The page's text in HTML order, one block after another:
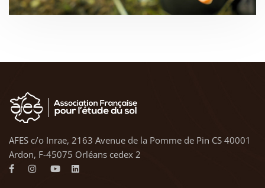
AFES c/o Inrae, 2163 Avenue de la Pomme de Pin CS 40001
Ardon, F-45075 Orléans cedex 2